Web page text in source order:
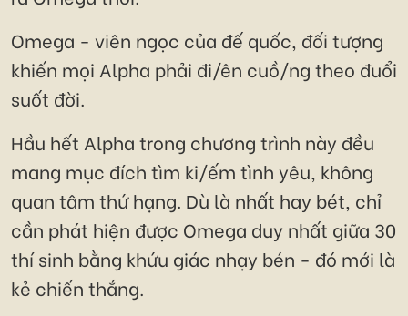
Omega - viên ngọc của đế quốc, đối tượng
khiến mọi Alpha phải đi/ên cuồ/ng theo đuổi
suốt đời.
Hầu hết Alpha trong chương trình này đều
mang mục đích tìm ki/ếm tình yêu, không
quan tâm thứ hạng. Dù là nhất hay bét, chỉ
cần phát hiện được Omega duy nhất giữa 30
thí sinh bằng khứu giác nhạy bén - đó mới là
kẻ chiến thắng.